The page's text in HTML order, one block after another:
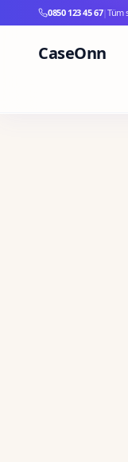
0850 123 45 67|Tüm
CaseOnn